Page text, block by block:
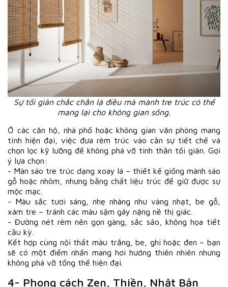
Sự tối giản chắc chắn là điều mà mành tre trúc có thể
mang lại cho không gian sống.
Ở các căn hộ, nhà phố hoặc không gian văn phòng mang
tính hiện đại, việc đưa rèm trúc vào cần sự tiết chế và
chọn lọc kỹ lưỡng để không phá vỡ tinh thần tối giản. Gợi
ý lựa chọn:
- Màn sáo tre trúc dạng xoay lá – thiết kế giống mành sáo
gỗ hoặc nhôm, nhưng bằng chất liệu trúc để giữ được sự
mộc mạc.
- Màu sắc tươi sáng, nhẹ nhàng như vàng nhạt, be gỗ,
xám tre – tránh các màu sậm gây nặng nề thị giác.
- Đường nét rèm nên gọn gàng, sắc sảo, không họa tiết
cầu kỳ.
Kết hợp cùng nội thất màu trắng, be, ghi hoặc đen – bạn
sẽ có một điểm nhấn mang hơi hướng thiên nhiên nhưng
không phá vỡ tổng thể hiện đại.
4- Phong cách Zen, Thiền, Nhật Bản